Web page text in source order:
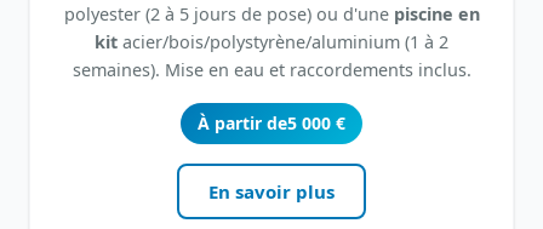
polyester (2 à 5 jours de pose) ou d'une piscine en
kit acier/bois/polystyrène/aluminium (1 à 2
semaines). Mise en eau et raccordements inclus.
À partir de5 000 €
En savoir plus